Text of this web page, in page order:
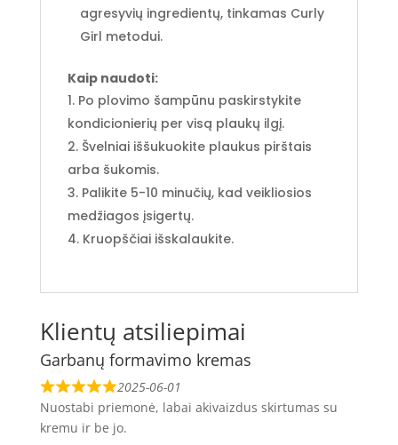
agresyvių ingredientų, tinkamas Curly
Girl metodui.
Kaip naudoti:
Po plovimo šampūnu paskirstykite
kondicionierių per visą plaukų ilgį.
Švelniai iššukuokite plaukus pirštais
arba šukomis.
Palikite 5-10 minučių, kad veikliosios
medžiagos įsigertų.
Kruopščiai išskalaukite.
Klientų atsiliepimai
Garbanų formavimo kremas
2025-06-01
Nuostabi priemonė, labai akivaizdus skirtumas su
kremu ir be jo.